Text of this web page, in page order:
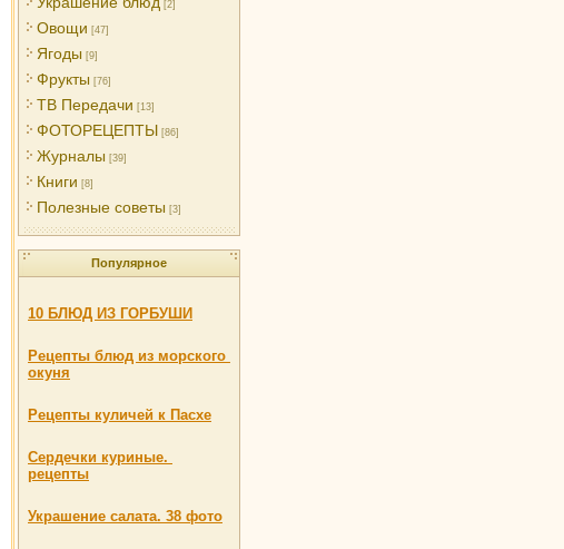
[2]
Овощи [47]
Ягоды [9]
Фрукты [76]
ТВ Передачи [13]
ФОТОРЕЦЕПТЫ [86]
Журналы [39]
Книги [8]
Полезные советы [3]
Популярное
10 БЛЮД ИЗ ГОРБУШИ
Рецепты блюд из морского
окуня
Рецепты куличей к Пасхе
Сердечки куриные.
рецепты
Украшение салата. 38 фото